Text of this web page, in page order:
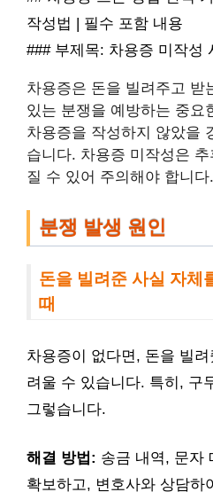
작성법 | 필수 포함 내용
### 부제목: 차용증 미작성
차용증은 돈을 빌려주고 받
있는 분쟁을 예방하는 중요
차용증을 작성하지 않았을
습니다. 차용증 미작성은
질 수 있어 주의해야 합니다.
분쟁 발생 원인
돈을 빌려준 사실 자체
때
차용증이 없다면, 돈을 빌
려울 수 있습니다. 특히, 구
그렇습니다.
해결 방법: 송금 내역, 문자
확보하고, 변호사와 상담하